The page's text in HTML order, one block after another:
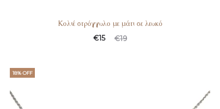
Κολιέ στρόγγυλο με μάτι σε λευκό
€19
€15
18% OFF